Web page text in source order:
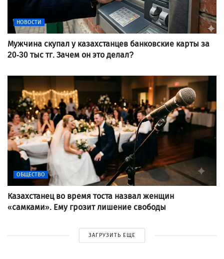
НОВОСТИ
Мужчина скупал у казахстанцев банковские карты за
20-30 тыс тг. Зачем он это делал?
ОБЩЕСТВО
Казахстанец во время тоста назвал женщин
«самками». Ему грозит лишение свободы
ЗАГРУЗИТЬ ЕЩЕ